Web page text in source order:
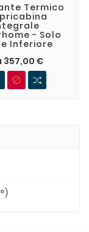
Termico
- Solo
Inferiore
357,00 €
